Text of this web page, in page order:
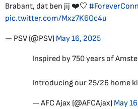
Brabant, dat ben jij ❤️🤍
pic.twitter.com/Mxz7K6Oc4u
— PSV (@PSV) May 16, 2025
Inspired by 750 years of
Introducing our 25/26 home
— AFC Ajax (@AFCAjax) May